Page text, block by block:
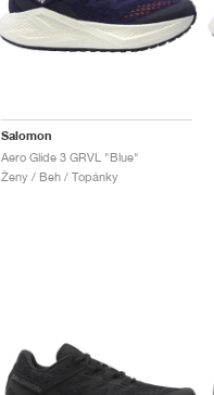
Salomon
Aero Glide 3 GRVL "Blue"
Ženy / Beh / Topánky